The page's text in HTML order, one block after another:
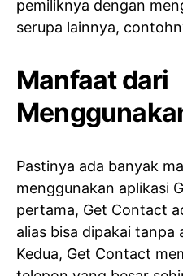
pemiliknya dengan
serupa lainnya,
Manfaat dari
Pastinya ada banyak
menggunakan aplikasi
pertama, Get Contact
alias bisa dipakai tanpa
Kedua, Get Contact